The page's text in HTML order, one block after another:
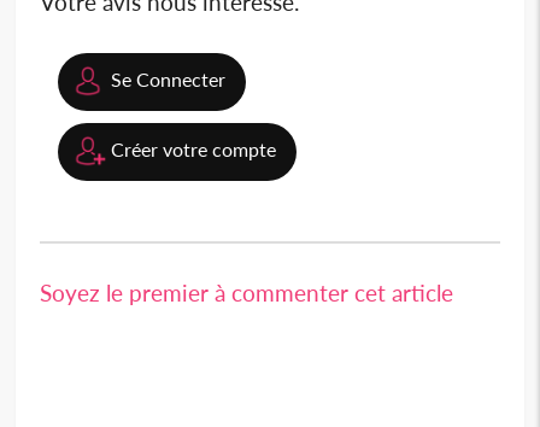
Se Connecter
Créer votre compte
Soyez le premier à commenter cet article